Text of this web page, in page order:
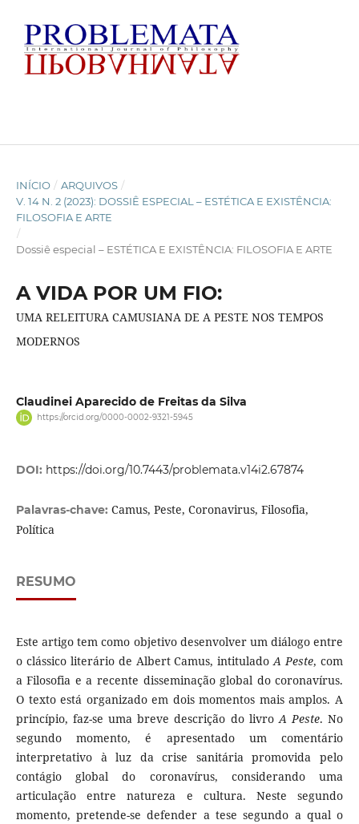
INÍCIO / ARQUIVOS /
V. 14 N. 2 (2023): DOSSIÊ ESPECIAL – ESTÉTICA E EXISTÊNCIA:
FILOSOFIA E ARTE
/
Dossiê especial – ESTÉTICA E EXISTÊNCIA: FILOSOFIA E ARTE
A VIDA POR UM FIO:
UMA RELEITURA CAMUSIANA DE A PESTE NOS TEMPOS
MODERNOS
Claudinei Aparecido de Freitas da Silva
https://orcid.org/0000-0002-9321-5945
DOI: https://doi.org/10.7443/problemata.v14i2.67874
Palavras-chave: Camus, Peste, Coronavirus, Filosofia,
Política
RESUMO
Este artigo tem como objetivo desenvolver um diálogo entre
o clássico literário de Albert Camus, intituladoA Peste, com
a Filosofia e a recente disseminação global do coronavírus.
O texto está organizado em dois momentos mais amplos. A
princípio, faz-se uma breve descrição do livroA Peste. No
segundo momento, é apresentado um comentário
interpretativo à luz da crise sanitária promovida pelo
contágio global do coronavírus, considerando uma
articulação entre natureza e cultura. Neste segundo
momento, pretende-se defender a tese segundo a qual o